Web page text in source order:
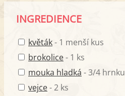
INGREDIENCE
květák- 1 menší kus
brokolice- 1 ks
mouka hladká - 3/4 hrnku
vejce- 2 ks